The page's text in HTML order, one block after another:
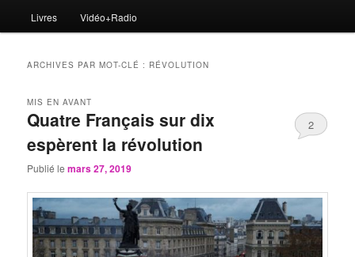
contenu
principal
contenu
secondaire
Livres Vidéo+Radio
ARCHIVES PAR MOT-CLÉ : RÉVOLUTION
Quatre Français sur dix
espèrent la révolution
MIS EN AVANT
Publié lemars 27, 2019
2